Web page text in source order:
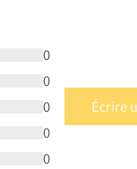
0
0
0
0
0
Écrire